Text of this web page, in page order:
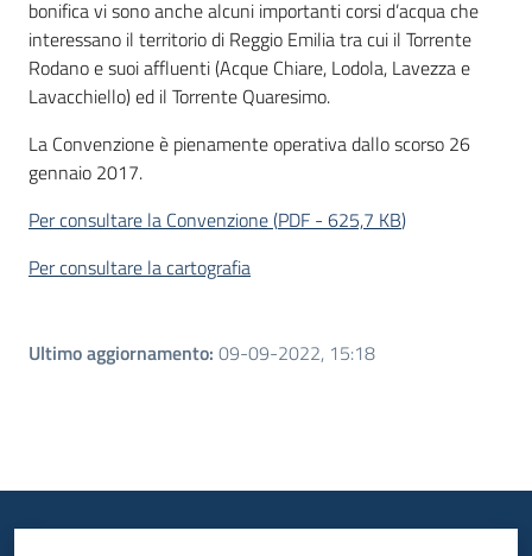
bonifica vi sono anche alcuni importanti corsi d’acqua che
interessano il territorio di Reggio Emilia tra cui il Torrente
Rodano e suoi affluenti (Acque Chiare, Lodola, Lavezza e
Lavacchiello) ed il Torrente Quaresimo.
La Convenzione è pienamente operativa dallo scorso 26
gennaio 2017.
Per consultare la Convenzione(PDF - 625,7 KB)
Per consultare la cartografia
Ultimo aggiornamento: 09-09-2022, 15:18